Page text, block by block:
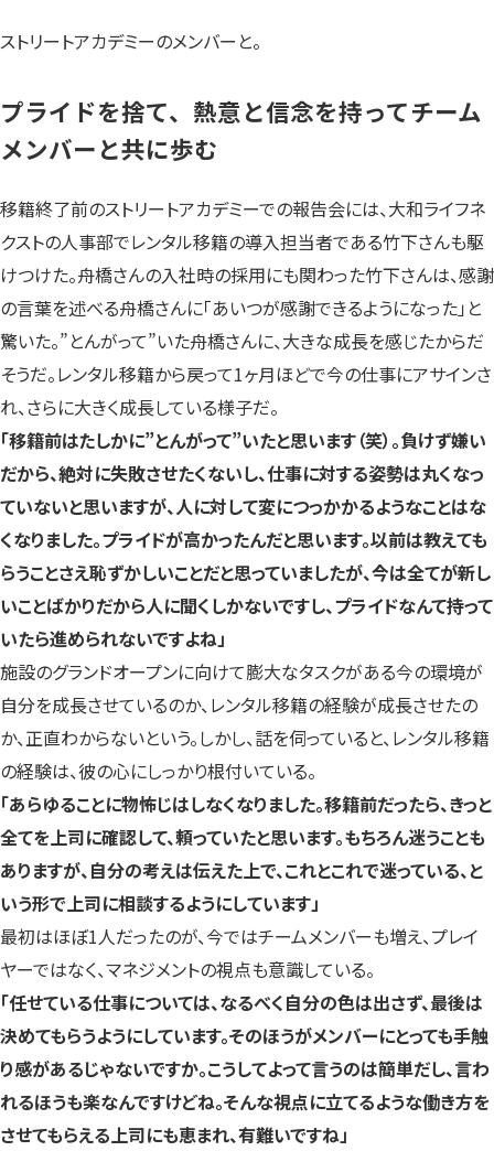
ストリートアカデミーのメンバーと。
プライドを捨て、熱意と信念を持ってチーム
メンバーと共に歩む
移籍終了前のストリートアカデミーでの報告会には、大和ライフネ
クストの人事部でレンタル移籍の導入担当者である竹下さんも駆
けつけた。舟橋さんの入社時の採用にも関わった竹下さんは、感謝
の言葉を述べる舟橋さんに「あいつが感謝できるようになった」と
驚いた。”とんがって”いた舟橋さんに、大きな成長を感じたからだ
そうだ。レンタル移籍から戻って1ヶ月ほどで今の仕事にアサインさ
れ、さらに大きく成長している様子だ。
「移籍前はたしかに”とんがって”いたと思います（笑）。負けず嫌い
だから、絶対に失敗させたくないし、仕事に対する姿勢は丸くなっ
ていないと思いますが、人に対して変につっかかるようなことはな
くなりました。プライドが高かったんだと思います。以前は教えても
らうことさえ恥ずかしいことだと思っていましたが、今は全てが新し
いことばかりだから人に聞くしかないですし、プライドなんて持って
いたら進められないですよね」
施設のグランドオープンに向けて膨大なタスクがある今の環境が
自分を成長させているのか、レンタル移籍の経験が成長させたの
か、正直わからないという。しかし、話を伺っていると、レンタル移籍
の経験は、彼の心にしっかり根付いている。
「あらゆることに物怖じはしなくなりました。移籍前だったら、きっと
全てを上司に確認して、頼っていたと思います。もちろん迷うことも
ありますが、自分の考えは伝えた上で、これとこれで迷っている、と
いう形で上司に相談するようにしています」
最初はほぼ1人だったのが、今ではチームメンバーも増え、プレイ
ヤーではなく、マネジメントの視点も意識している。
「任せている仕事については、なるべく自分の色は出さず、最後は
決めてもらうようにしています。そのほうがメンバーにとっても手触
り感があるじゃないですか。こうしてよって言うのは簡単だし、言わ
れるほうも楽なんですけどね。そんな視点に立てるような働き方を
させてもらえる上司にも恵まれ、有難いですね」